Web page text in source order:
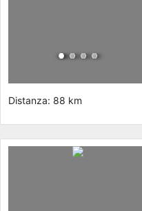
Distanza: 88 km